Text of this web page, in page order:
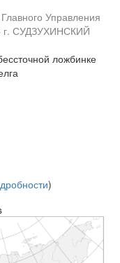
Управления
г. СУДЗУХИНСКИЙ
ложбинке
)